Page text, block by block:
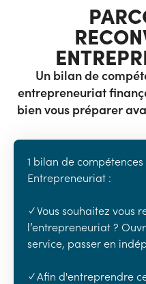
Un bilan de
entrepreneuriat
bien vous préparer
1 bilan de compétences
Entrepreneuriat :
✓ Vous souhaitez vous
l’entrepreneuriat ?
service, passer en
✓ Afin d'entreprendre